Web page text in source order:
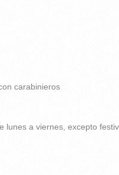
carabinieros
lunes a viernes, excepto